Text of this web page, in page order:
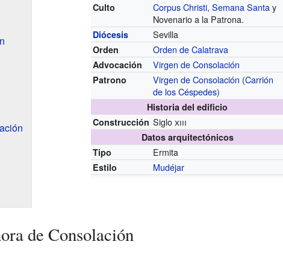
Culto
Corpus Christi,Semana Santay
Novenario a la Patrona.
Diócesis Sevilla
Orden Orden de Calatrava
Advocación Virgen de Consolación
Patrono
Virgen de Consolación (Carrión
de los Céspedes)
Historia del edificio
Construcción Sigloxiii
Datos arquitectónicos
Tipo
Ermita
Estilo Mudéjar
de Consolación